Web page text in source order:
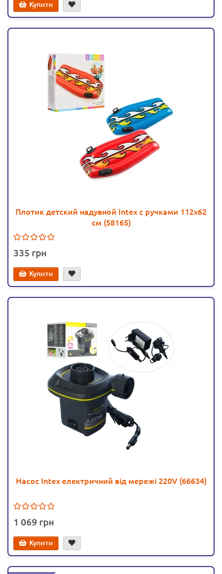
Купити
Плотик детский надувной Intex с ручками 112х62
cм (58165)
335
Купити
Насос Intex електричний від мережі 220V (66634)
1 069
Купити